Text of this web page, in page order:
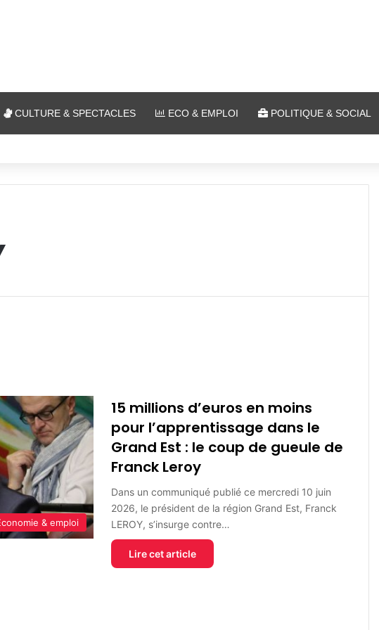
CULTURE & SPECTACLES ECO & EMPLOI POLITIQUE & SOCIAL
le cinéma plein air au Plan d’Eau
& emploi
15 millions d’euros en moins
pour l’apprentissage dans le
Grand Est : le coup de gueule de
Franck Leroy
Dans un communiqué publié ce mercredi 10 juin
2026, le président de la région Grand Est, Franck
LEROY, s’insurge contre…
Lire cet article